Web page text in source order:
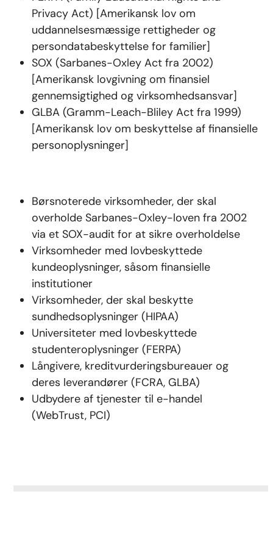
Privacy Act) [Amerikansk lov om
uddannelsesmæssige rettigheder og
persondatabeskyttelse for familier]
SOX (Sarbanes-Oxley Act fra 2002)
[Amerikansk lovgivning om finansiel
gennemsigtighed og virksomhedsansvar]
GLBA (Gramm-Leach-Bliley Act fra 1999)
[Amerikansk lov om beskyttelse af finansielle
personoplysninger]
Børsnoterede virksomheder, der skal
overholde Sarbanes-Oxley-loven fra 2002
via et SOX-audit for at sikre overholdelse
Virksomheder med lovbeskyttede
kundeoplysninger, såsom finansielle
institutioner
Virksomheder, der skal beskytte
sundhedsoplysninger (HIPAA)
Universiteter med lovbeskyttede
studenteroplysninger (FERPA)
Långivere, kreditvurderingsbureauer og
deres leverandører (FCRA, GLBA)
Udbydere af tjenester til e-handel
(WebTrust, PCI)